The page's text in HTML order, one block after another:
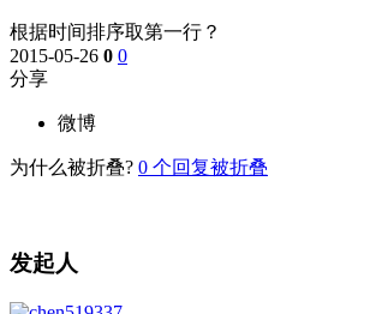
根据时间排序取第一行？
2015-05-26 0 0
分享
微博
为什么被折叠? 0 个回复被折叠
发起人